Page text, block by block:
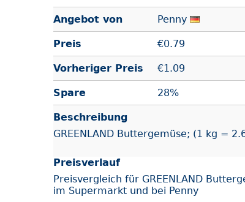
Angebot von Penny
Preis €0.79
Vorheriger Preis €1.09
Spare 28%
Beschreibung
GREENLAND Buttergemüse; (1 kg =
Preisverlauf
Preisvergleich für GREENLAND
im Supermarkt und bei Penny